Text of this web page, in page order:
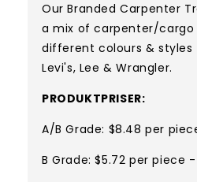
Our Branded Carpenter
a mix of carpenter/cargo
different colours & styles
Levi's, Lee & Wrangler.
PRODUKTPRISER:
A/B Grade: $8.48 per
B Grade: $5.72 per piece